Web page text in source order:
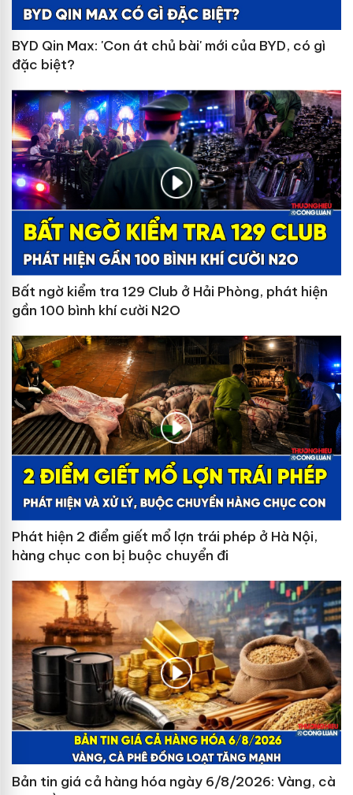
BYD Qin Max: 'Con át chủ bài' mới của BYD, có gì
đặc biệt?
Bất ngờ kiểm tra 129 Club ở Hải Phòng, phát hiện
gần 100 bình khí cười N2O
Phát hiện 2 điểm giết mổ lợn trái phép ở Hà Nội,
hàng chục con bị buộc chuyển đi
Bản tin giá cả hàng hóa ngày 6/8/2026: Vàng, cà